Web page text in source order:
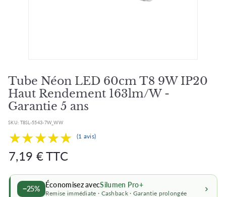
Tube Néon LED 60cm T8 9W IP20
Haut Rendement 163lm/W -
Garantie 5 ans
SKU: T8SL-5543-7W_WW
★★★★★
★★★★★
(1 avis)
régulier
7,19 € TTC7,19
€
−25% Économisez avecSilumen Pro+
Remise immédiate · Cashback · Garantie prolongée